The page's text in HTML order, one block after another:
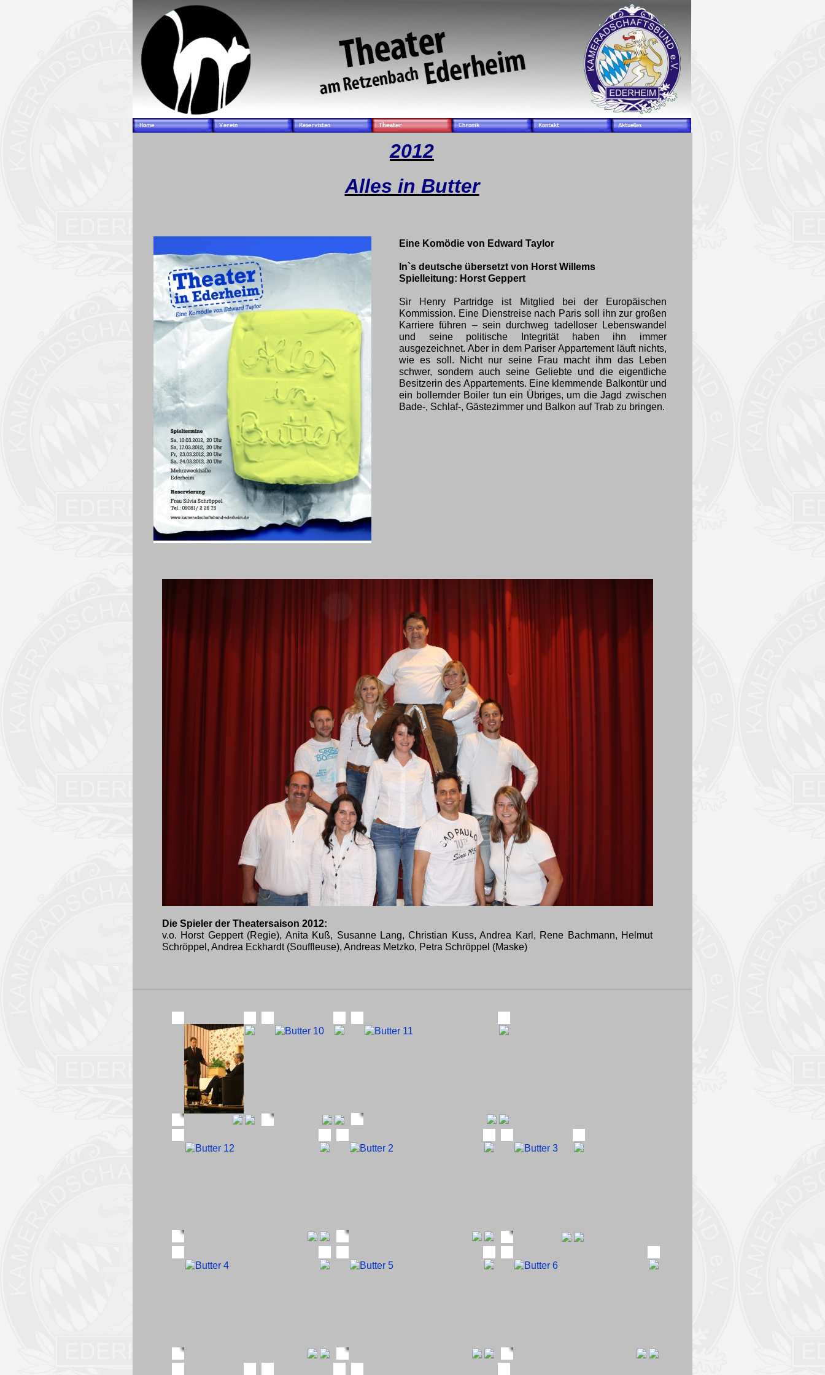
2012
Alles in Butter
Eine Komödie von Edward Taylor
In`s deutsche übersetzt von Horst Willems
Spielleitung: Horst Geppert
Sir Henry Partridge ist Mitglied bei der Europäischen
Kommission. Eine Dienstreise nach Paris soll ihn zur großen
Karriere führen – sein durchweg tadelloser Lebenswandel
und seine politische Integrität haben ihn immer
ausgezeichnet. Aber in dem Pariser Appartement läuft nichts,
wie es soll. Nicht nur seine Frau macht ihm das Leben
schwer, sondern auch seine Geliebte und die eigentliche
Besitzerin des Appartements. Eine klemmende Balkontür und
ein bollernder Boiler tun ein Übriges, um die Jagd zwischen
Bade-, Schlaf-, Gästezimmer und Balkon auf Trab zu bringen.
Die Spieler der Theatersaison 2012:
v.o. Horst Geppert (Regie), Anita Kuß, Susanne Lang, Christian Kuss, Andrea Karl, Rene Bachmann, Helmut
Schröppel, Andrea Eckhardt (Souffleuse), Andreas Metzko, Petra Schröppel (Maske)